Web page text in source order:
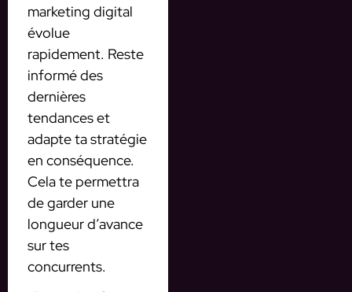
marketing digital
évolue
rapidement. Reste
informé des
dernières
tendances et
adapte ta stratégie
en conséquence.
Cela te permettra
de garder une
longueur d’avance
sur tes
concurrents.